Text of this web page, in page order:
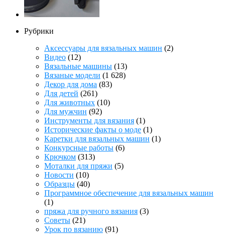
Рубрики
Аксессуары для вязальных машин (2)
Видео (12)
Вязальные машины (13)
Вязаные модели (1 628)
Декор для дома (83)
Для детей (261)
Для животных (10)
Для мужчин (92)
Инструменты для вязания (1)
Исторические факты о моде (1)
Каретки для вязальных машин (1)
Конкурсные работы (6)
Крючком (313)
Моталки для пряжи (5)
Новости (10)
Образцы (40)
Программное обеспечение для вязальных машин
(1)
пряжа для ручного вязания (3)
Советы (21)
Урок по вязанию (91)